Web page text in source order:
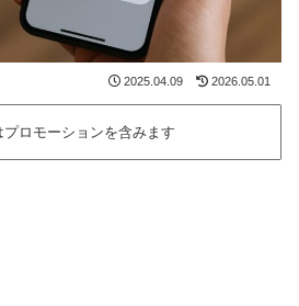
2025.04.09 2026.05.01
プロモーションを含みます